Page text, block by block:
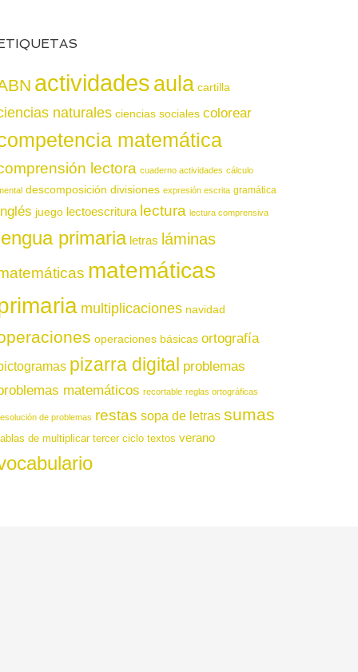
actividadesaula cartilla
naturales ciencias sociales colorear
matemática
lectora cuaderno actividades cálculo
descomposición divisiones expresión escrita gramática
juego lectoescritura lectura lectura comprensiva
primaria letras láminas
matemáticas
multiplicaciones navidad
operaciones básicas ortografía
pizarra digital problemas
matemáticos recortable reglas ortográficas
de problemas restas sopa de letras sumas
de multiplicar tercer ciclo textos verano